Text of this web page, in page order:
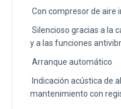
Con compresor de aire
Silencioso gracias a la
y a las funciones
Arranque automático
Indicación acústica de
mantenimiento con